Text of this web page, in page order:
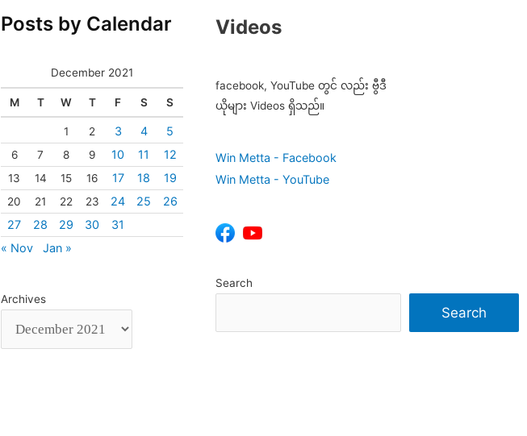
Posts by Calendar
December 2021
M T W T F S S
1 2 3 4 5
6 7 8 9 10 11 12
13 14 15 16 17 18 19
20 21 22 23 24 25
26
27
28 29 30
31
« Nov
Jan »
Archives
Videos
facebook, YouTube တွင် လည်း ဗွီဒီ
ယိုများ Videos ရှိသည်။
Win Metta - Facebook
Win Metta - YouTube
Search
Search